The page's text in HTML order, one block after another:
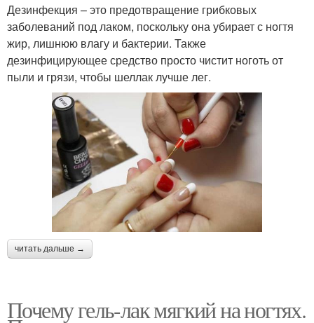
Дезинфекция – это предотвращение грибковых
заболеваний под лаком, поскольку она убирает с ногтя
жир, лишнюю влагу и бактерии. Также
дезинфицирующее средство просто чистит ноготь от
пыли и грязи, чтобы шеллак лучше лег.
читать дальше →
Почему гель-лак мягкий на ногтях.